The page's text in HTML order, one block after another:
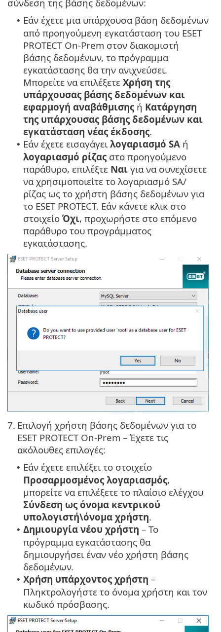
σύνδεση της βάσης δεδομένων:
• Εάν έχετε μια υπάρχουσα βάση δεδομένων
από προηγούμενη εγκατάσταση του ESET
PROTECT On-Prem στον διακομιστή
βάσης δεδομένων, το πρόγραμμα
εγκατάστασης θα την ανιχνεύσει.
Μπορείτε να επιλέξετε Χρήση της
υπάρχουσας βάσης δεδομένων και
εφαρμογή αναβάθμισης ή Κατάργηση
της υπάρχουσας βάσης δεδομένων και
εγκατάσταση νέας έκδοσης.
• Εάν έχετε εισαγάγει λογαριασμό SA ή
λογαριασμό ρίζας στο προηγούμενο
παράθυρο, επιλέξτε Ναι για να συνεχίσετε
να χρησιμοποιείτε το λογαριασμό SA/
ρίζας ως το χρήστη βάσης δεδομένων για
το ESET PROTECT. Εάν κάνετε κλικ στο
στοιχείο Όχι, προχωρήστε στο επόμενο
παράθυρο του προγράμματος
εγκατάστασης.
7. Επιλογή χρήστη βάσης δεδομένων για το
ESET PROTECT On-Prem – Έχετε τις
ακόλουθες επιλογές:
• Εάν έχετε επιλέξει το στοιχείο
Προσαρμοσμένος λογαριασμός,
μπορείτε να επιλέξετε το πλαίσιο ελέγχου
Σύνδεση ως όνομα κεντρικού
υπολογιστή\όνομα χρήστη.
• Δημιουργία νέου χρήστη – Το
πρόγραμμα εγκατάστασης θα
δημιουργήσει έναν νέο χρήστη βάσης
δεδομένων.
• Χρήση υπάρχοντος χρήστη –
Πληκτρολογήστε το όνομα χρήστη και τον
κωδικό πρόσβασης.